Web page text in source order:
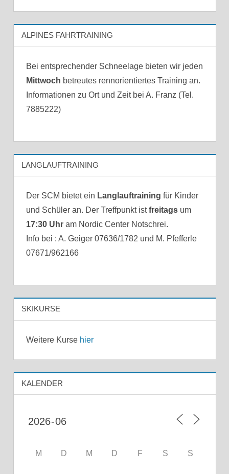
ALPINES FAHRTRAINING
Bei entsprechender Schneelage bieten wir jeden
Mittwoch betreutes rennorientiertes Training an.
Informationen zu Ort und Zeit bei A. Franz (Tel.
7885222)
LANGLAUFTRAINING
Der SCM bietet ein Langlauftraining für Kinder
und Schüler an. Der Treffpunkt istfreitagsum
17:30 Uhram Nordic Center Notschrei.
Info bei : A. Geiger 07636/1782 und M. Pfefferle
07671/962166
SKIKURSE
Weitere Kurse hier
KALENDER
M D M D F S S